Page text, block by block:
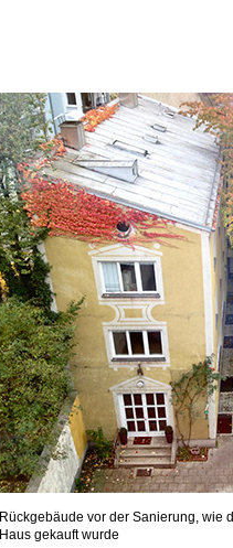
Rückgebäude vor der Sanierung, wie
Haus gekauft wurde